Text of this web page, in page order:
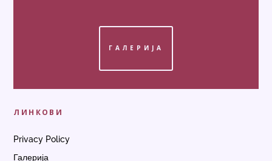
ГАЛЕРИЈА
ЛИНКОВИ
Privacy Policy
Галерија